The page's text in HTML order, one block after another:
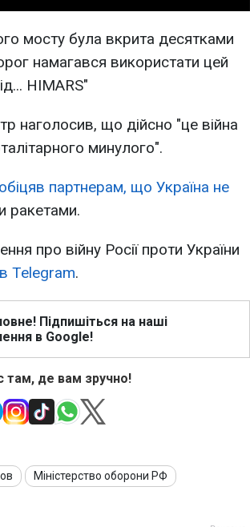
мосту була вкрита десятками
намагався використати цей
HIMARS"
наголосив, що дійсно "це війна
минулого".
партнерам, що Україна не
ракетами.
про війну Росії проти України
Telegram.
Підпишіться на наші
в Google!
там, де вам зручно!
Міністерство оборони РФ